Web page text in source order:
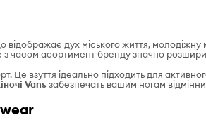
дух міського життя, молодіжну
з часом асортимент бренду значно
Це взуття ідеально підходить для
Vans забезпечать вашим ногам